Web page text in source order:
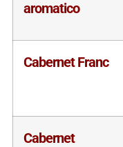
aromatico
Cabernet Franc
Cabernet